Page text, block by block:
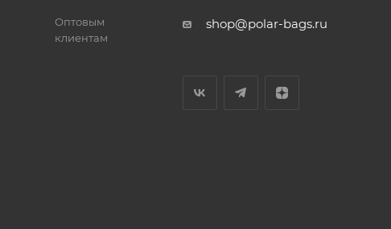
Оптовым
клиентам
shop@polar-bags.ru